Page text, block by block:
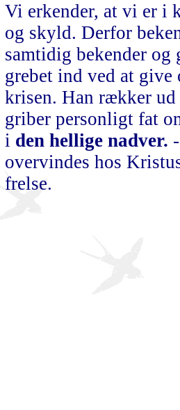
Vi erkender, at vi er i
og skyld. Derfor
samtidig bekender
grebet ind ved at
krisen. Han rækker
griber personligt fat
i den hellige nadver.
overvindes hos
frelse.